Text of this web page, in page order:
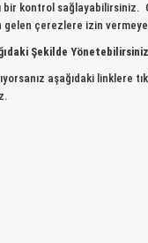
bir kontrol sağlayabilirsiniz.
gelen çerezlere izin
Şekilde Yönetebilirsiniz
aşağıdaki linklere